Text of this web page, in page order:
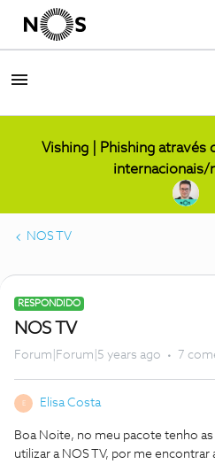
Vishing | Phishing através
internacionais/
NOS TV
RESPONDIDO
NOS TV
Forum|Forum|5 years ago 7
E Elisa Costa
Boa Noite, no meu pacote tenho
utilizar a NOS TV, por me